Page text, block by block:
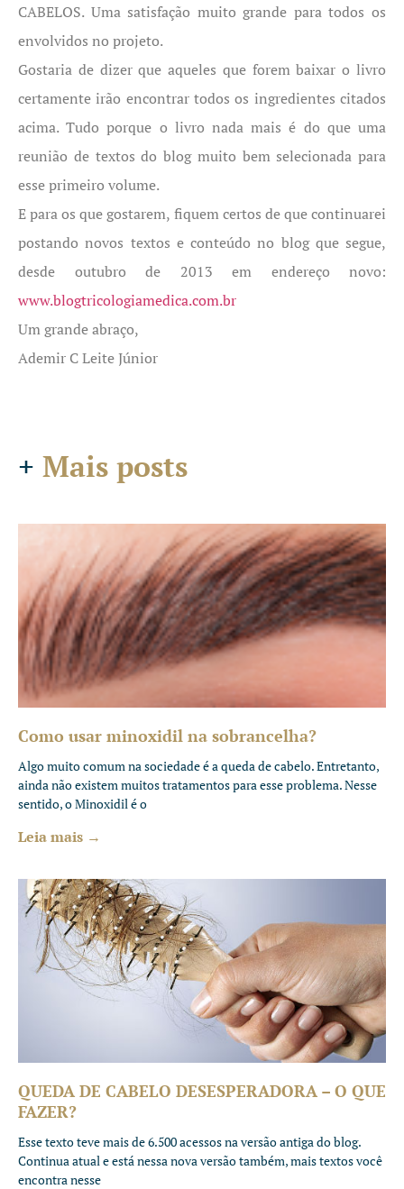
CABELOS. Uma satisfação muito grande para todos os
envolvidos no projeto.
Gostaria de dizer que aqueles que forem baixar o livro
certamente irão encontrar todos os ingredientes citados
acima. Tudo porque o livro nada mais é do que uma
reunião de textos do blog muito bem selecionada para
esse primeiro volume.
E para os que gostarem, fiquem certos de que continuarei
postando novos textos e conteúdo no blog que segue,
desde outubro de 2013 em endereço novo:
www.blogtricologiamedica.com.br
Um grande abraço,
Ademir C Leite Júnior
+ Mais posts
Como usar minoxidil na sobrancelha?
Algo muito comum na sociedade é a queda de cabelo. Entretanto,
ainda não existem muitos tratamentos para esse problema. Nesse
sentido, o Minoxidil é o
Leia mais →
QUEDA DE CABELO DESESPERADORA – O QUE
FAZER?
Esse texto teve mais de 6.500 acessos na versão antiga do blog.
Continua atual e está nessa nova versão também, mais textos você
encontra nesse